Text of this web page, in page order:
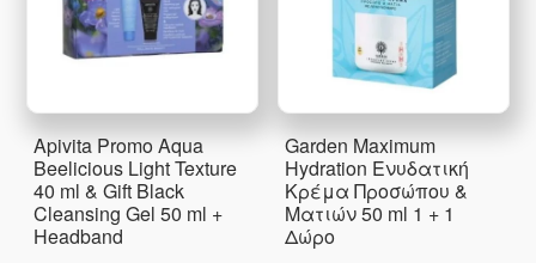
Apivita Promo Aqua
Beelicious Light Texture
40 ml & Gift Black
Cleansing Gel 50 ml +
Headband
Garden Maximum
Hydration Ενυδατική
Κρέμα Προσώπου &
Ματιών 50 ml 1 + 1
Δώρο